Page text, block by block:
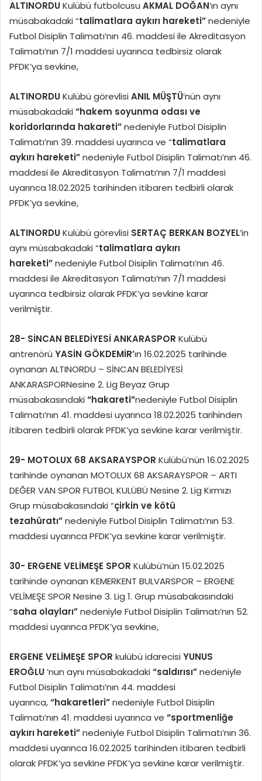
ALTINORDUKulübü futbolcusu AKMAL DOĞAN’ın aynı
müsabakadaki “talimatlara aykırı hareketi”nedeniyle
Futbol Disiplin Talimatı’nın 46. maddesi ile Akreditasyon
Talimatı’nın 7/1 maddesi uyarınca tedbirsiz olarak
PFDK’ya sevkine,
ALTINORDUKulübü görevlisiANIL MÜŞTÜ’nün aynı
müsabakadaki“hakem soyunma odası ve
koridorlarında hakareti”nedeniyle Futbol Disiplin
Talimatı’nın 39. maddesi uyarınca ve “talimatlara
aykırı hareketi”nedeniyle Futbol Disiplin Talimatı’nın 46.
maddesi ile Akreditasyon Talimatı’nın 7/1 maddesi
uyarınca 18.02.2025 tarihinden itibaren tedbirli olarak
PFDK’ya sevkine,
ALTINORDUKulübü görevlisi SERTAÇ BERKAN BOZYEL’in
aynı müsabakadaki “talimatlara aykırı
hareketi”nedeniyle Futbol Disiplin Talimatı’nın 46.
maddesi ile Akreditasyon Talimatı’nın 7/1 maddesi
uyarınca tedbirsiz olarak PFDK’ya sevkine karar
verilmiştir.
28- SİNCAN BELEDİYESİ ANKARASPOR Kulübü
antrenörü YASİN GÖKDEMİR’ın 16.02.2025 tarihinde
oynanan ALTINORDU – SİNCAN BELEDİYESİ
ANKARASPORNesine 2. Lig Beyaz Grup
müsabakasındaki“hakareti”nedeniyle Futbol Disiplin
Talimatı’nın 41. maddesi uyarınca 18.02.2025 tarihinden
itibaren tedbirli olarak PFDK’ya sevkine karar verilmiştir.
29- MOTOLUX 68 AKSARAYSPOR Kulübü’nün 16.02.2025
tarihinde oynanan MOTOLUX 68 AKSARAYSPOR – ARTI
DEĞER VAN SPOR FUTBOL KULÜBÜ Nesine 2. Lig Kırmızı
Grup müsabakasındaki “çirkin ve kötü
tezahüratı”nedeniyle Futbol Disiplin Talimatı’nın 53.
maddesi uyarınca PFDK’ya sevkine karar verilmiştir.
30- ERGENE VELİMEŞE SPOR Kulübü’nün 15.02.2025
tarihinde oynanan KEMERKENT BULVARSPOR – ERGENE
VELİMEŞE SPOR Nesine 3. Lig 1. Grup müsabakasındaki
“saha olayları”nedeniyle Futbol Disiplin Talimatı’nın 52.
maddesi uyarınca PFDK’ya sevkine,
ERGENE VELİMEŞE SPOR kulübü idarecisiYUNUS
EROĞLU’nun aynı müsabakadaki“saldırısı”nedeniyle
Futbol Disiplin Talimatı’nın 44. maddesi
uyarınca,“hakaretleri”nedeniyle Futbol Disiplin
Talimatı’nın 41. maddesi uyarınca ve “sportmenliğe
aykırı hareketi”nedeniyle Futbol Disiplin Talimatı’nın 36.
maddesi uyarınca 16.02.2025 tarihinden itibaren tedbirli
olarak PFDK’ya sevkine PFDK’ya sevkine karar verilmiştir.